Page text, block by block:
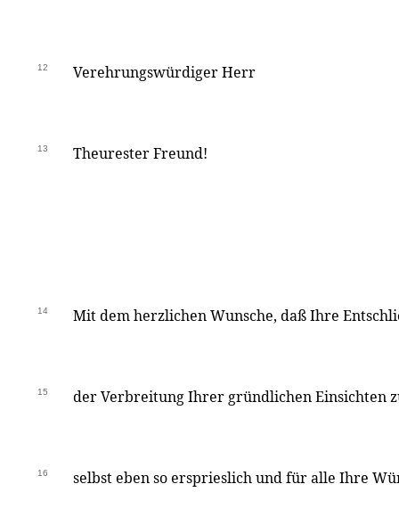
12 Verehrungswürdiger Herr
13 Theurester Freund!
14 Mit dem herzlichen Wunsche, daß Ihre
15 der Verbreitung Ihrer gründlichen Einsichten
16 selbst eben so ersprieslich und für alle Ihre